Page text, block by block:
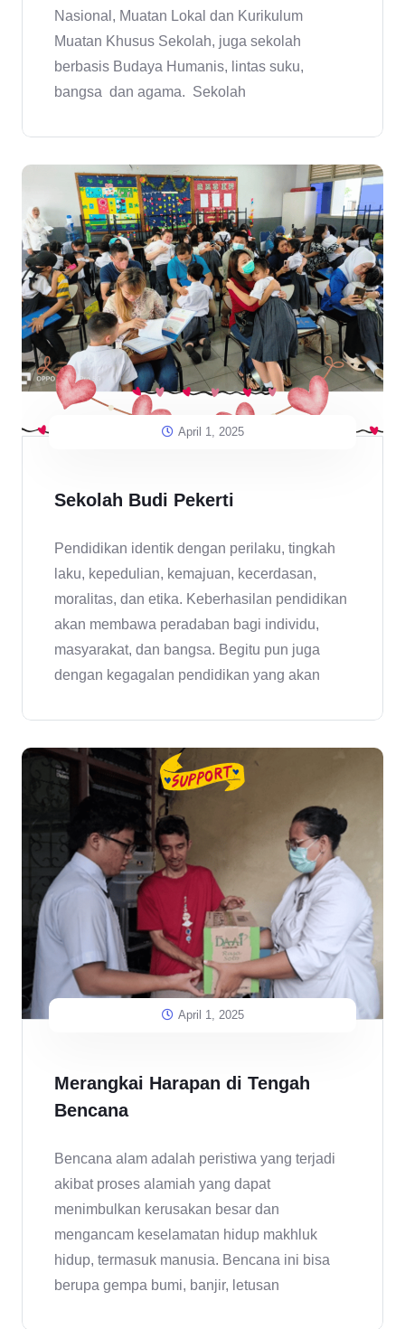
Nasional, Muatan Lokal dan Kurikulum
Muatan Khusus Sekolah, juga sekolah
berbasis Budaya Humanis, lintas suku,
bangsa dan agama. Sekolah
April 1, 2025
Sekolah Budi Pekerti
Pendidikan identik dengan perilaku, tingkah
laku, kepedulian, kemajuan, kecerdasan,
moralitas, dan etika. Keberhasilan pendidikan
akan membawa peradaban bagi individu,
masyarakat, dan bangsa. Begitu pun juga
dengan kegagalan pendidikan yang akan
April 1, 2025
Merangkai Harapan di Tengah
Bencana
Bencana alam adalah peristiwa yang terjadi
akibat proses alamiah yang dapat
menimbulkan kerusakan besar dan
mengancam keselamatan hidup makhluk
hidup, termasuk manusia. Bencana ini bisa
berupa gempa bumi, banjir, letusan